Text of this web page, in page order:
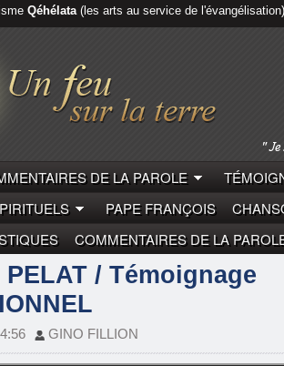
Qéhélata(les arts au service de l'évangélisation)
DE LA PAROLE
PAPE FRANÇOIS
COMMENTAIRES DE LA
DE VIE
PELAT / Témoignage
GINO FILLION